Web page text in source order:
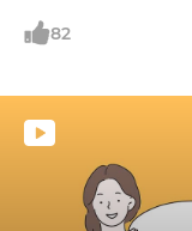
한지는 평소 그가 얼마나
82